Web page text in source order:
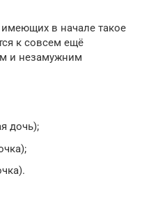
имеющих в начале такое
к совсем ещё
и незамужним
дочь);